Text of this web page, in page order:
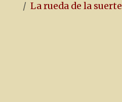
La rueda de la suerte